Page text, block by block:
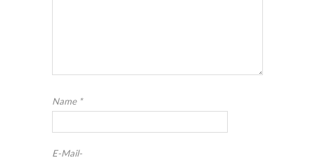
Name *
E-Mail-